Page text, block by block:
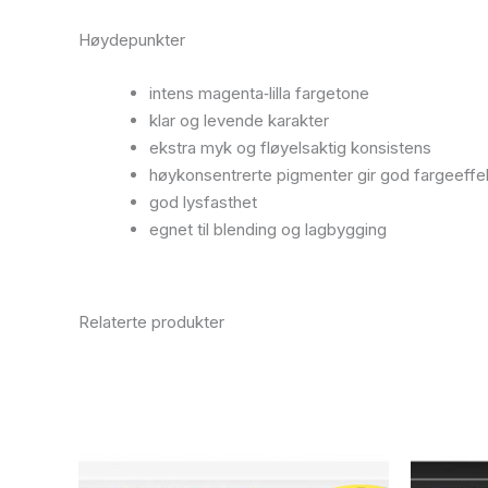
Høydepunkter
intens magenta‑lilla fargetone
klar og levende karakter
ekstra myk og fløyelsaktig konsistens
høykonsentrerte pigmenter gir god
god lysfasthet
egnet til blending og lagbygging
Relaterte produkter